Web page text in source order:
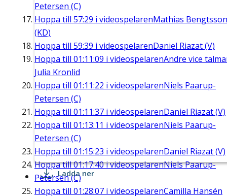
Petersen (C)
Hoppa till 57:29 i videospelarenMathias Bengtsson
(KD)
Hoppa till 59:39 i videospelarenDaniel Riazat (V)
Hoppa till 01:11:09 i videospelarenAndre vice
Julia Kronlid
Hoppa till 01:11:22 i videospelarenNiels Paarup-
Petersen (C)
Hoppa till 01:11:37 i videospelarenDaniel Riazat (V)
Hoppa till 01:13:11 i videospelarenNiels Paarup-
Petersen (C)
Hoppa till 01:15:23 i videospelarenDaniel Riazat (V)
Hoppa till01:17:40i videospelarenNiels Paarup-
Petersen (C)
Hoppa till 01:28:07 i videospelarenCamilla Hansén
Ladda ner